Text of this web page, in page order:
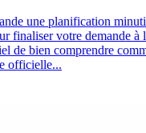
une planification
finaliser votre demande à
de bien comprendre
officielle...